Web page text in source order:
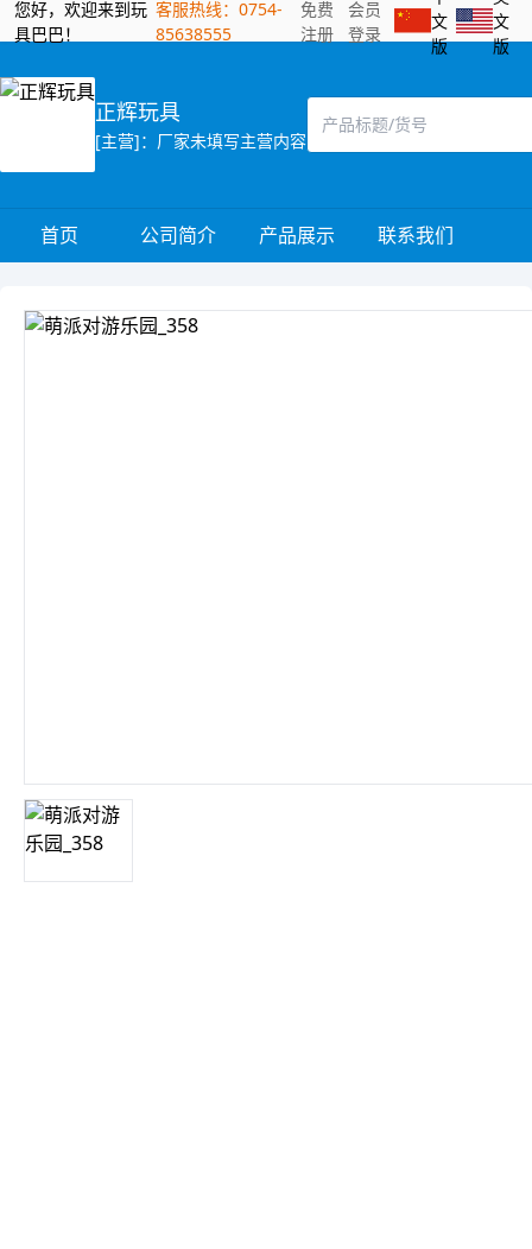
您好，欢迎来到玩
具巴巴！
客服热线：0754-
85638555
免费
注册
会员
登录
文
版
文
版
正辉玩具
[主营]：厂家未填写主营内容
首页 公司简介 产品展示 联系我们